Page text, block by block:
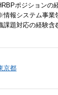
ポジション
情報システム事業
課題対応の経験含
京都